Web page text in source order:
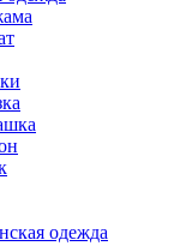
одежда